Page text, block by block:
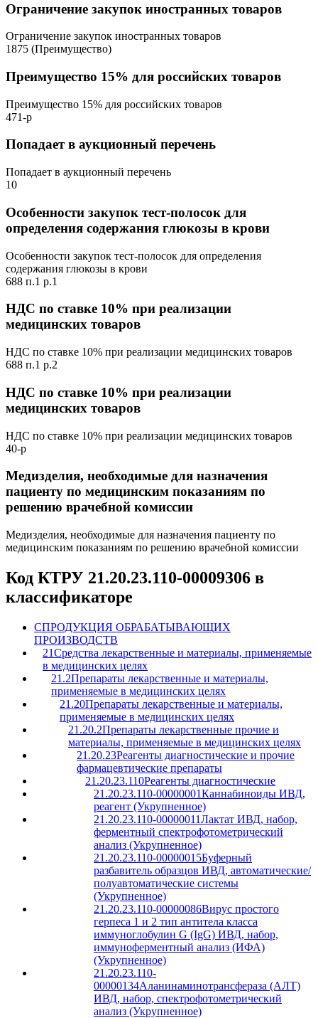
Ограничение закупок иностранных товаров
Ограничение закупок иностранных товаров
1875 (Преимущество)
Преимущество 15% для российских товаров
Преимущество 15% для российских товаров
471-р
Попадает в аукционный перечень
Попадает в аукционный перечень
10
Особенности закупок тест-полосок для
определения содержания глюкозы в крови
Особенности закупок тест-полосок для определения
содержания глюкозы в крови
688 п.1 р.1
НДС по ставке 10% при реализации
медицинских товаров
НДС по ставке 10% при реализации медицинских товаров
688 п.1 р.2
НДС по ставке 10% при реализации
медицинских товаров
НДС по ставке 10% при реализации медицинских товаров
40-р
Медизделия, необходимые для назначения
пациенту по медицинским показаниям по
решению врачебной комиссии
Медизделия, необходимые для назначения пациенту по
медицинским показаниям по решению врачебной комиссии
Код КТРУ 21.20.23.110-00009306 в
классификаторе
CПРОДУКЦИЯ ОБРАБАТЫВАЮЩИХ
ПРОИЗВОДСТВ
21Средства лекарственные и материалы, применяемые
в медицинских целях
21.2Препараты лекарственные и материалы,
применяемые в медицинских целях
21.20Препараты лекарственные и материалы,
применяемые в медицинских целях
21.20.2Препараты лекарственные прочие и
материалы, применяемые в медицинских целях
21.20.23Реагенты диагностические и прочие
фармацевтические препараты
21.20.23.110Реагенты диагностические
21.20.23.110-00000001Каннабиноиды ИВД,
реагент (Укрупненное)
21.20.23.110-00000011Лактат ИВД, набор,
ферментный спектрофотометрический
анализ (Укрупненное)
21.20.23.110-00000015Буферный
разбавитель образцов ИВД, автоматические/
полуавтоматические системы
(Укрупненное)
21.20.23.110-00000086Вирус простого
герпеса 1 и 2 тип антитела класса
иммуноглобулин G (IgG) ИВД, набор,
иммуноферментный анализ (ИФА)
(Укрупненное)
21.20.23.110-
00000134Аланинаминотрансфераза (АЛТ)
ИВД, набор, спектрофотометрический
анализ (Укрупненное)